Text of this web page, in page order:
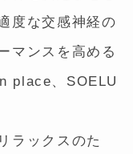
度な交感神経の
マンスを高める
place、SOELU
ラックスのた